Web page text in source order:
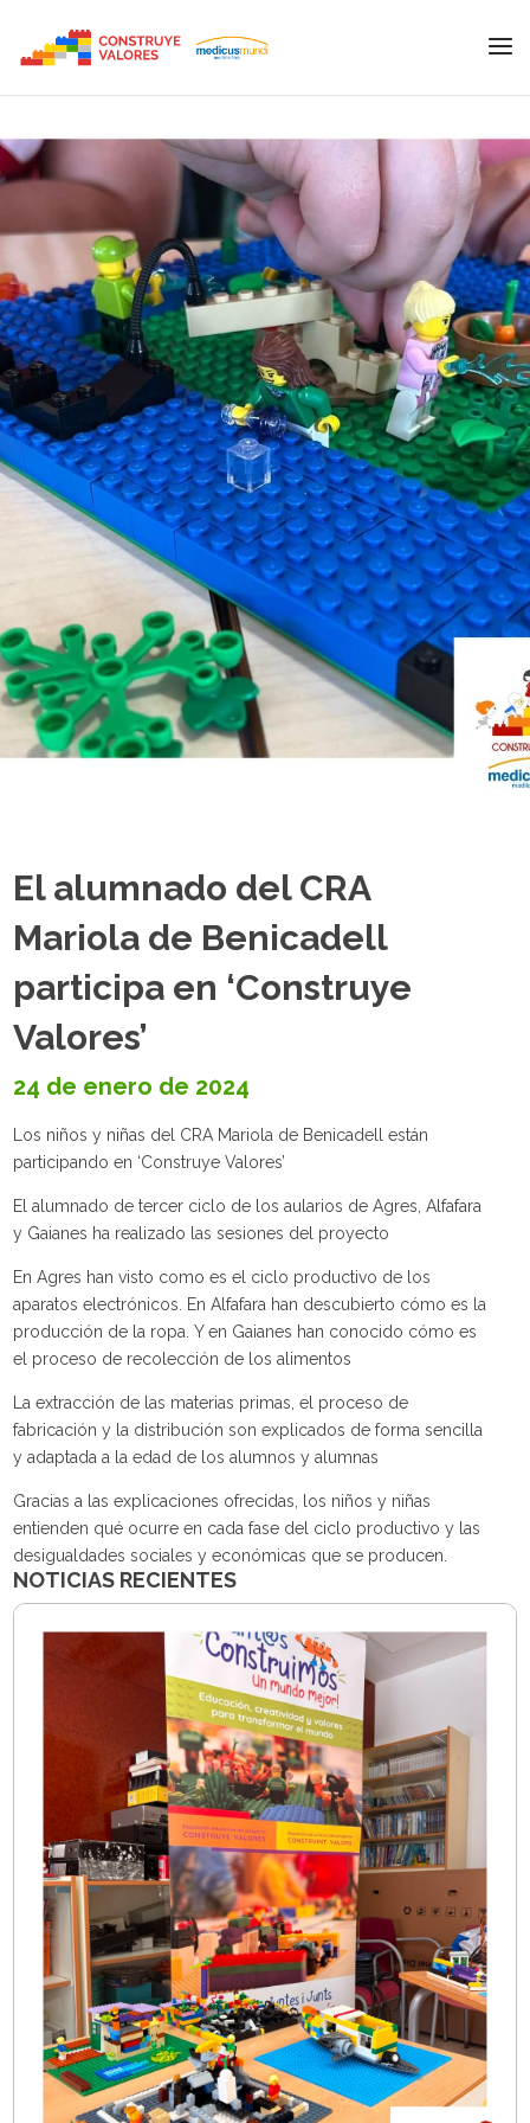
El alumnado del CRA
Mariola de Benicadell
participa en ‘Construye
Valores’
24 de enero de 2024
Los niños y niñas del CRA Mariola de Benicadell están
participando en ‘Construye Valores’
El alumnado de tercer ciclo de los aularios de Agres, Alfafara
y Gaianes ha realizado las sesiones del proyecto
En Agres han visto como es el ciclo productivo de los
aparatos electrónicos. En Alfafara han descubierto cómo es la
producción de la ropa. Y en Gaianes han conocido cómo es
el proceso de recolección de los alimentos
La extracción de las materias primas, el proceso de
fabricación y la distribución son explicados de forma sencilla
y adaptada a la edad de los alumnos y alumnas
Gracias a las explicaciones ofrecidas, los niños y niñas
entienden qué ocurre en cada fase del ciclo productivo y las
desigualdades sociales y económicas que se producen.
NOTICIAS RECIENTES